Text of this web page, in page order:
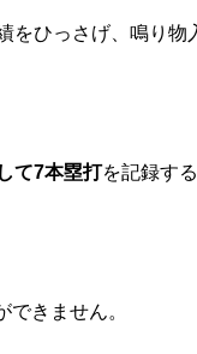
ひっさげ、鳴り物
て7本塁打を記録す
きません。